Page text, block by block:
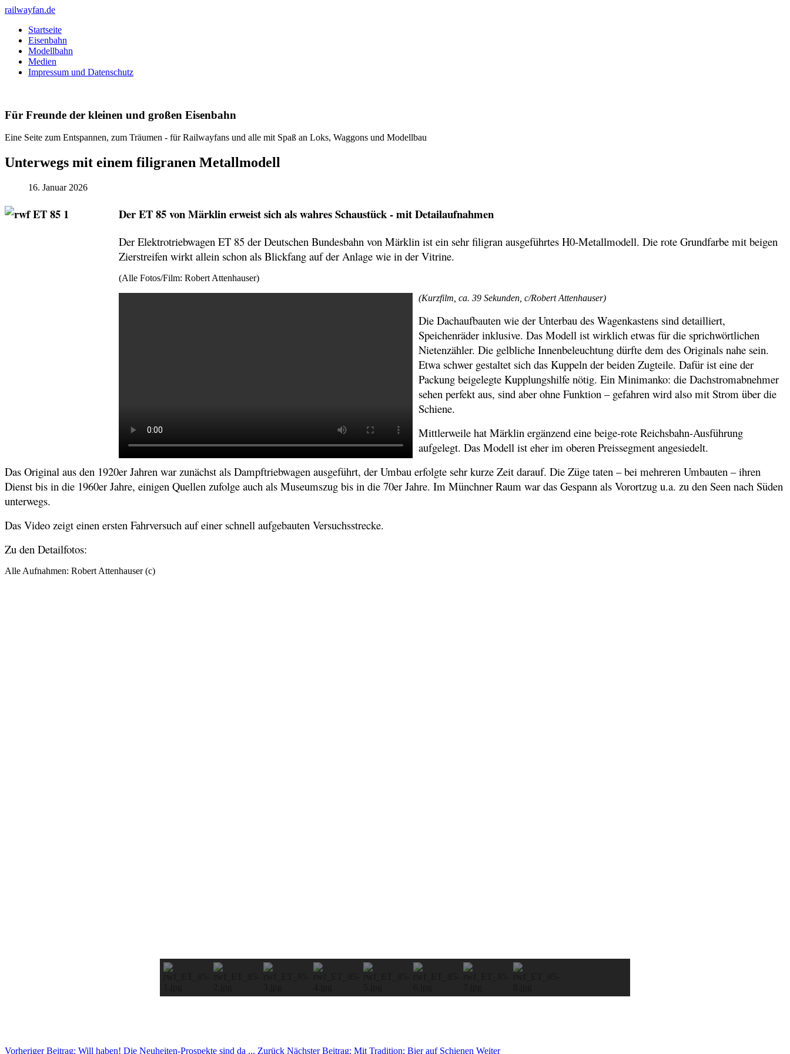
railwayfan.de
Startseite
Eisenbahn
Modellbahn
Medien
Impressum und Datenschutz
Für Freunde der kleinen und großen Eisenbahn
Eine Seite zum Entspannen, zum Träumen - für Railwayfans und alle mit Spaß an Loks, Waggons und Modellbau
Unterwegs mit einem filigranen Metallmodell
16. Januar 2026
Der ET 85 von Märklin erweist sich als wahres Schaustück - mit Detailaufnahmen
Der Elektrotriebwagen ET 85 der Deutschen Bundesbahn von Märklin ist ein sehr filigran ausgeführtes H0-Metallmodell. Die rote Grundfarbe mit beigen
Zierstreifen wirkt allein schon als Blickfang auf der Anlage wie in der Vitrine.
(Alle Fotos/Film: Robert Attenhauser)
(Kurzfilm, ca. 39 Sekunden, c/Robert Attenhauser)
Die Dachaufbauten wie der Unterbau des Wagenkastens sind detailliert,
Speichenräder inklusive. Das Modell ist wirklich etwas für die sprichwörtlichen
Nietenzähler. Die gelbliche Innenbeleuchtung dürfte dem des Originals nahe sein.
Etwa schwer gestaltet sich das Kuppeln der beiden Zugteile. Dafür ist eine der
Packung beigelegte Kupplungshilfe nötig. Ein Minimanko: die Dachstromabnehmer
sehen perfekt aus, sind aber ohne Funktion – gefahren wird also mit Strom über die
Schiene.
Mittlerweile hat Märklin ergänzend eine beige-rote Reichsbahn-Ausführung
aufgelegt. Das Modell ist eher im oberen Preissegment angesiedelt.
Das Original aus den 1920er Jahren war zunächst als Dampftriebwagen ausgeführt, der Umbau erfolgte sehr kurze Zeit darauf. Die Züge taten – bei mehreren Umbauten – ihren
Dienst bis in die 1960er Jahre, einigen Quellen zufolge auch als Museumszug bis in die 70er Jahre. Im Münchner Raum war das Gespann als Vorortzug u.a. zu den Seen nach Süden
unterwegs.
Das Video zeigt einen ersten Fahrversuch auf einer schnell aufgebauten Versuchsstrecke.
Zu den Detailfotos:
Alle Aufnahmen: Robert Attenhauser (c)
Vorheriger Beitrag: Will haben! Die Neuheiten-Prospekte sind da ... Zurück Nächster Beitrag: Mit Tradition: Bier auf Schienen Weiter